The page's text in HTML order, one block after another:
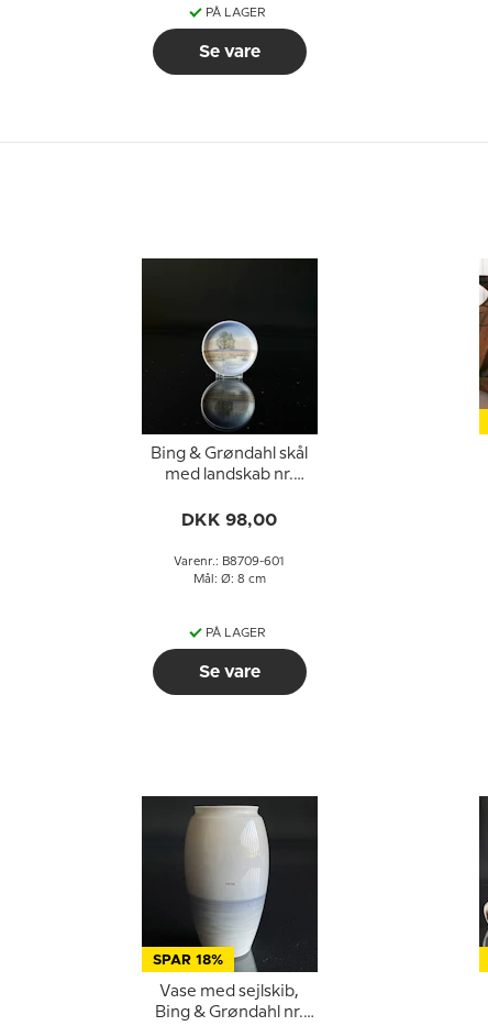
PÅ LAGER
Se vare
Bing & Grøndahl skål
med landskab nr.
DKK 98,00
Varenr.: B8709-601
Mål: Ø: 8 cm
PÅ LAGER
Se vare
SPAR 18%
Vase med sejlskib,
Bing & Grøndahl nr.